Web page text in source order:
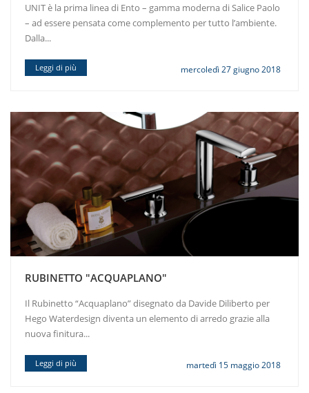
UNIT è la prima linea di Ento – gamma moderna di Salice Paolo
– ad essere pensata come complemento per tutto l’ambiente.
Dalla...
Leggi di più mercoledì 27 giugno 2018
RUBINETTO "ACQUAPLANO"
Il Rubinetto “Acquaplano” disegnato da Davide Diliberto per
Hego Waterdesign diventa un elemento di arredo grazie alla
nuova finitura...
Leggi di più martedì 15 maggio 2018